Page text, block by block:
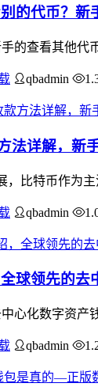
的代币？新
的查看其他代
qbadmin
法详解，新
，比特币作为
qbadmin
球领先的去
心化数字资
qbadmin